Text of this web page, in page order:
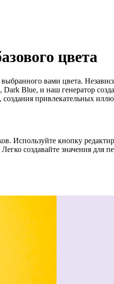
цвета
вами цвета.
Blue, и наш генератор
привлекательных
Используйте кнопку
создавайте значения